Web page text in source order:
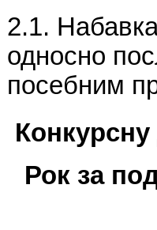
2.1.
односно
посебним
Рок за